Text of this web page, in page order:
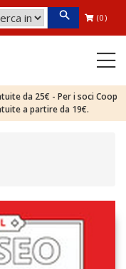
(0)
da 25€ - Per i soci Coop
a partire da 19€.